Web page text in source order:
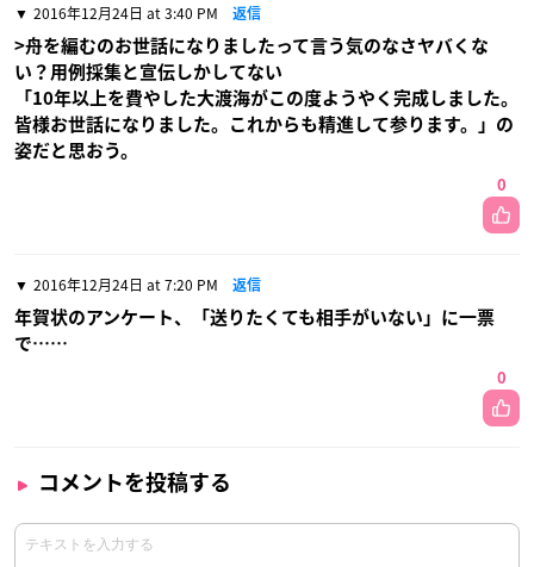
2016年12月24日 at 3:40 PM 返信
>舟を編むのお世話になりましたって言う気のなさヤバくな
い？用例採集と宣伝しかしてない
「10年以上を費やした大渡海がこの度ようやく完成しました。
皆様お世話になりました。これからも精進して参ります。」の
姿だと思おう。
0
2016年12月24日 at 7:20 PM 返信
年賀状のアンケート、「送りたくても相手がいない」に一票
で……
0
コメントを投稿する